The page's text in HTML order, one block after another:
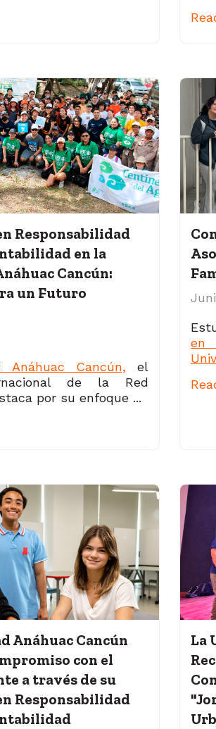
Responsabilidad
en la
Cancún:
un Futuro
Anáhuac Cancún, el
de la Red
por su enfoque ...
en
Anáhuac Cancún
con el
a través de su
Responsabilidad
La